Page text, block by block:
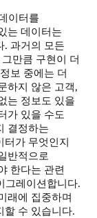
이터를
는 데이터는
. 과거의 모든
만큼 구현이 더
보 중에는 더
하지 않은 고객,
는 정보도 있을
가 있을 수도
결정하는
터가 무엇인지
반적으로
한다는 관련
그레이션합니다.
래에 집중하며
할 수 있습니다.